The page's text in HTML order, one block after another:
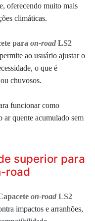
oferecendo muito mais
climáticas.
para on-road LS2
ao usuário ajustar o
o que é
chuvosos.
funcionar como
ar quente acumulado sem
superior para
road
on-road LS2
impactos e arranhões,